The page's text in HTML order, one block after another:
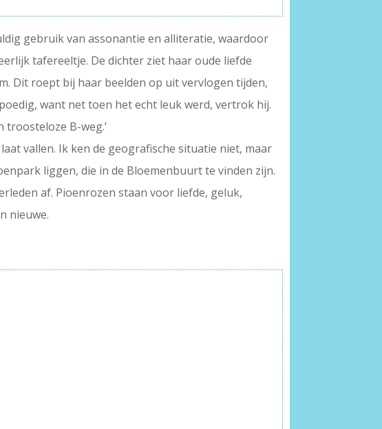
gebruik van assonantie en alliteratie, waardoor
tafereeltje. De dichter ziet haar oude liefde
Dit roept bij haar beelden op uit vervlogen tijden,
want net toen het echt leuk werd, vertrok hij.
B-weg.’
vallen. Ik ken de geografische situatie niet, maar
liggen, die in de Bloemenbuurt te vinden zijn.
af. Pioenrozen staan voor liefde, geluk,
nieuwe.